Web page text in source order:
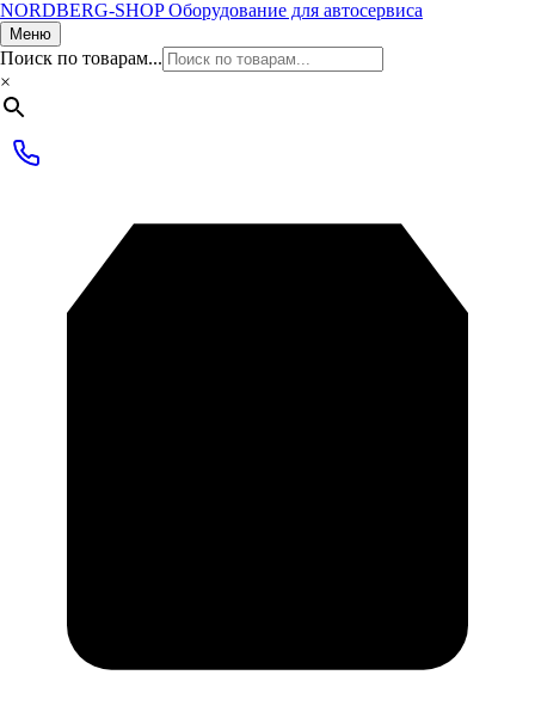
NORDBERG-SHOP Оборудование для автосервиса
Меню
Поиск по товарам...
×